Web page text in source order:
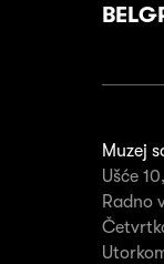
Muzej
Ušće
Radno